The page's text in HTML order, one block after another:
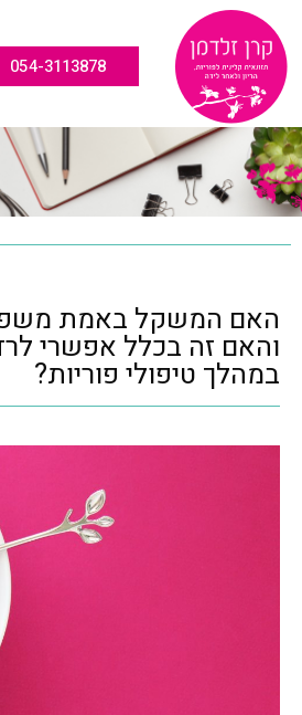
054-3113878
האם המשקל באמת
והאם זה בכלל אפשרי
במהלך טיפולי פוריות?